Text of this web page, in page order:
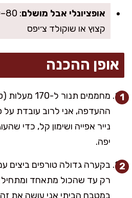
אופציונלי אבל מושלם
קצוץ או שוקולד צ׳יפס
אופן ההכנה
מחממים תנור
ההעדפה, אני לרוב עובדת על
נייר אפייה ושימון קל, כדי
יפה.
רק עד שהכול מתאחד ומתחיל
במטבח הביתי אני עושה את